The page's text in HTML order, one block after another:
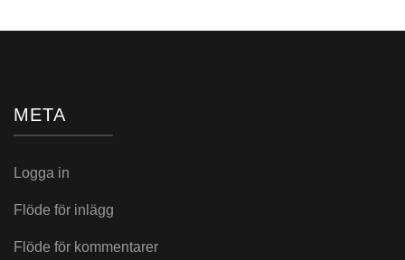
META
Logga in
Flöde för inlägg
Flöde för kommentarer